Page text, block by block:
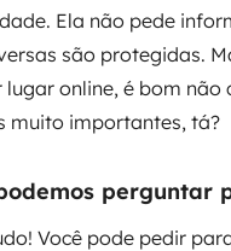
Ela não pede
são protegidas.
lugar online, é bom
muito importantes, tá?
perguntar
Você pode pedir